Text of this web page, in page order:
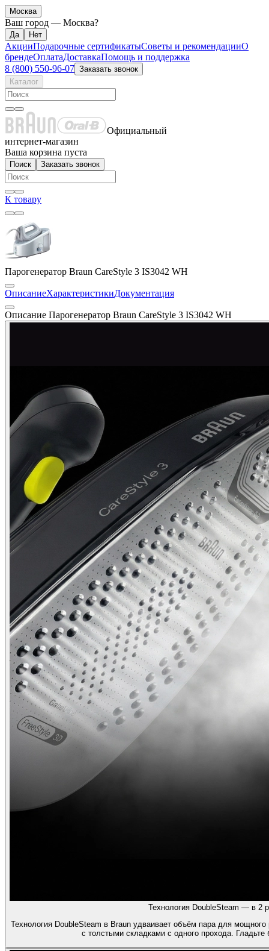
Москва
Ваш город — Москва?
АкцииПодарочные сертификатыСоветы и рекомендацииО
брендеОплатаДоставкаПомощь и поддержка
8 (800) 550-96-07 Заказать звонок
Каталог
Официальный
интернет-магазин
Ваша корзина пуста
Поиск Заказать звонок
К товару
Парогенератор Braun CareStyle 3 IS3042 WH
ОписаниеХарактеристикиДокументация
Описание Парогенератор Braun CareStyle 3 IS3042 WH
Технология DoubleSteam — в 2
Технология DoubleSteam в Braun удваивает объём пара для
с толстыми складками с одного прохода.